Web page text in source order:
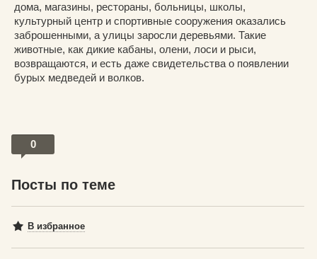
дома, магазины, рестораны, больницы, школы,
культурный центр и спортивные сооружения оказались
заброшенными, а улицы заросли деревьями. Такие
животные, как дикие кабаны, олени, лоси и рыси,
возвращаются, и есть даже свидетельства о появлении
бурых медведей и волков.
0
Посты по теме
В избранное